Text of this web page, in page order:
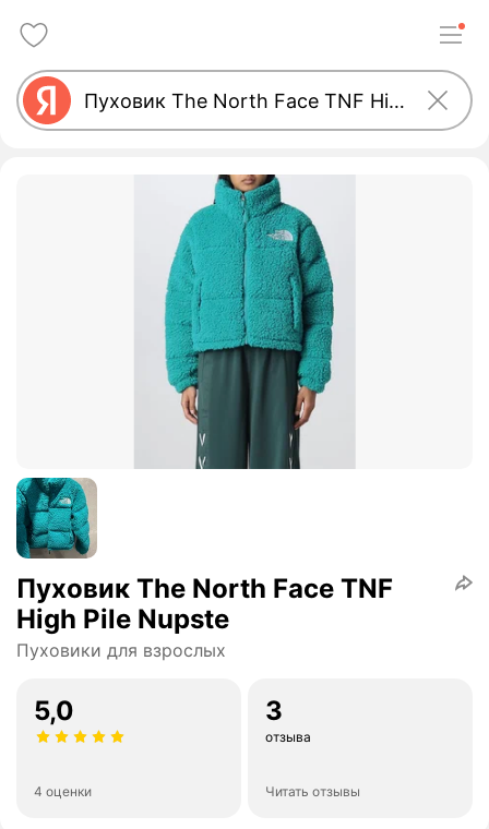
Пуховик The North Face TNF
High Pile Nupste
Пуховики для взрослых
5,0
4 оценки
3
отзыва
Читать отзывы